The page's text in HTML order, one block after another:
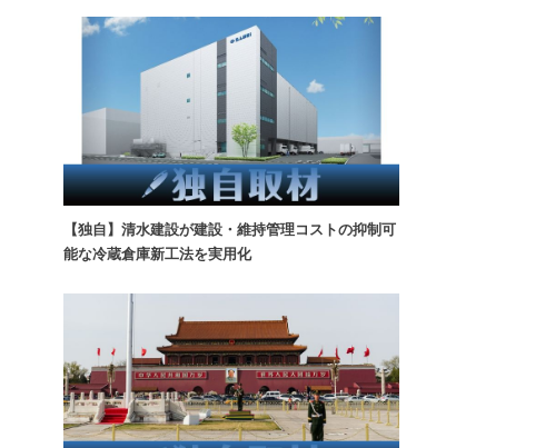
【独自】清水建設が建設・維持管理コストの抑制可
能な冷蔵倉庫新工法を実用化